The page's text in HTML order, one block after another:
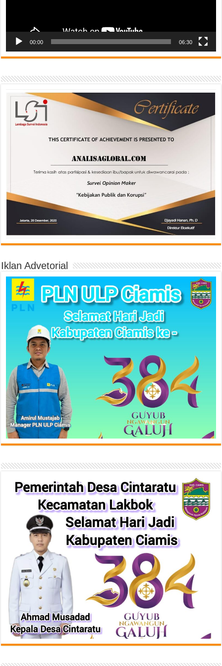
00:00 06:30
Iklan Advetorial